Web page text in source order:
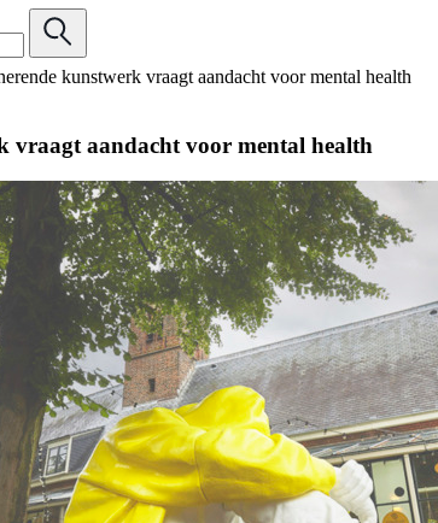
kunstwerk vraagt aandacht voor mental health
vraagt aandacht voor mental health